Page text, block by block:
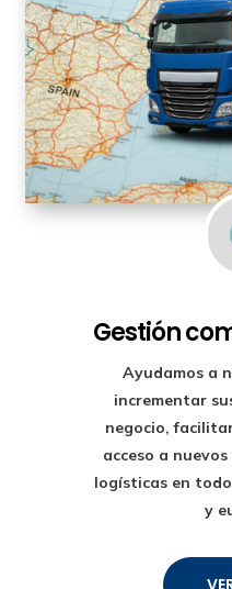
Gestión
Ayudamos a
incrementar
negocio,
acceso a
logísticas en
y